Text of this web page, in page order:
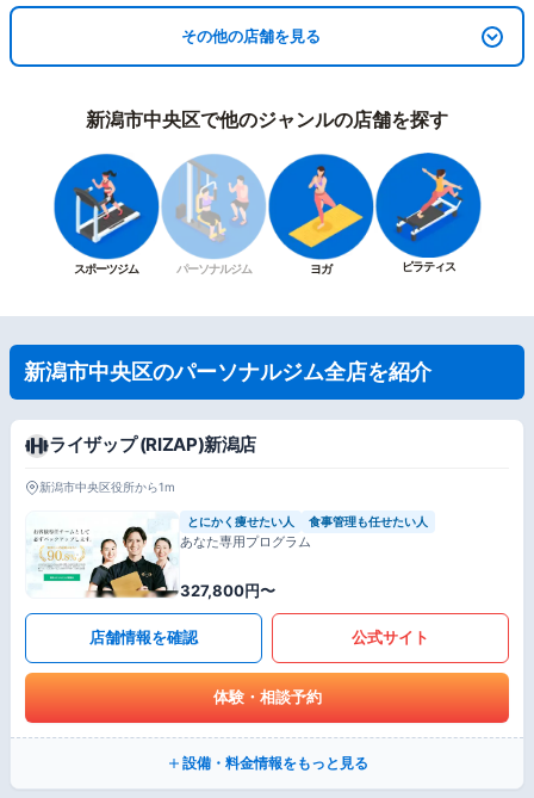
その他の店舗を見る
新潟市中央区で他のジャンルの店舗を探す
スポーツジム パーソナルジム ヨガ ピラティス
新潟市中央区のパーソナルジム全店を紹介
ライザップ (RIZAP)新潟店
新潟市中央区役所から1m
とにかく痩せたい人 食事管理も任せたい人
あなた専用プログラム
327,800円〜
店舗情報を確認 公式サイト
体験・相談予約
設備・料金情報をもっと見る